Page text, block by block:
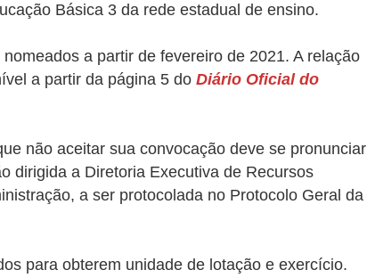
Básica 3 da rede estadual de ensino.
a partir de fevereiro de 2021. A relação
a partir da página 5 do Diário Oficial do
não aceitar sua convocação deve se pronunciar
dirigida a Diretoria Executiva de Recursos
a ser protocolada no Protocolo Geral da
para obterem unidade de lotação e exercício.